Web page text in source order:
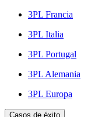
3PL Francia
3PL Italia
3PL Portugal
3PL Alemania
3PL Europa
Casos de éxito